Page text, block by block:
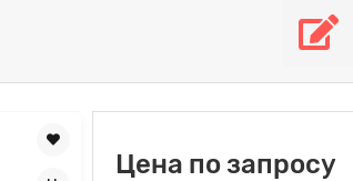
Цена по запросу